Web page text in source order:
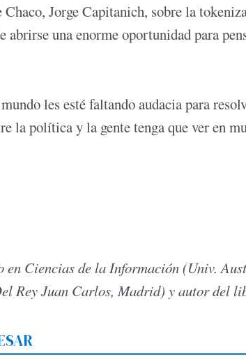
Jorge Capitanich, sobre la
abrirse una enorme oportunidad para
les esté faltando audacia para
la política y la gente tenga que ver en
Ciencias de la Información (Univ.
Rey Juan Carlos, Madrid) y autor del